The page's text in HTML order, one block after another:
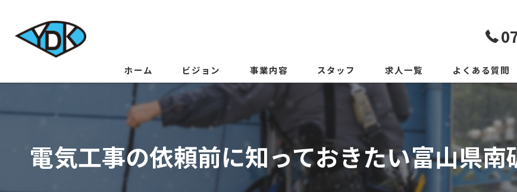
ホーム ビジョン 事業内容 スタッフ 求人一覧 よくある質問
電気工事の依頼前に知っておきたい富山県